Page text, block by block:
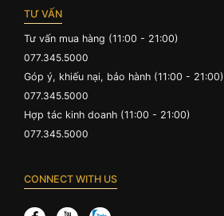
TƯ VẤN
Tư vấn mua hàng (11:00 - 21:00)
077.345.5000
Góp ý, khiếu nại, bảo hành (11:00 - 21:00)
077.345.5000
Hợp tác kinh doanh (11:00 - 21:00)
077.345.5000
CONNECT WITH US